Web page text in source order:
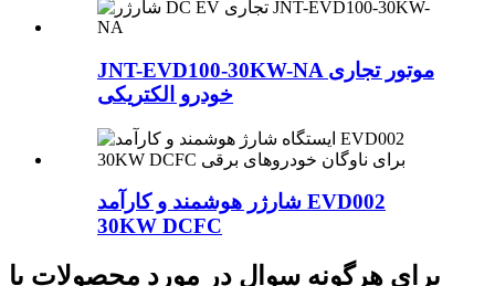
JNT-EVD100-30KW-NA موتور تجاری
خودرو الکتریکی
شارژر هوشمند و کارآمد EVD002
30KW DCFC
برای هرگونه سوال در مورد محصولات یا